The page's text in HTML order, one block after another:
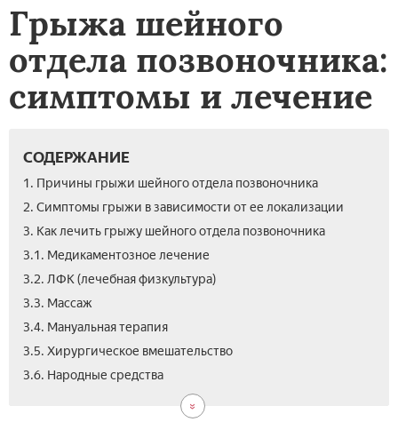
Грыжа шейного
отдела позвоночника:
симптомы и лечение
СОДЕРЖАНИЕ
1. Причины грыжи шейного отдела позвоночника
2. Симптомы грыжи в зависимости от ее локализации
3. Как лечить грыжу шейного отдела позвоночника
3.1. Медикаментозное лечение
3.2. ЛФК (лечебная физкультура)
3.3. Массаж
3.4. Мануальная терапия
3.5. Хирургическое вмешательство
3.6. Народные средства